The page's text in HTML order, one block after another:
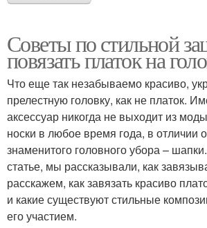
Советы по стильной
повязать платок на
Что еще так незабываемо красиво,
прелестную головку, как не платок.
аксессуар никогда не выходит из
носки в любое время года, в отличии
знаменитого головного убора –
статье, мы рассказывали, как
расскажем, как завязать красиво
и какие существуют стильные
его участием.